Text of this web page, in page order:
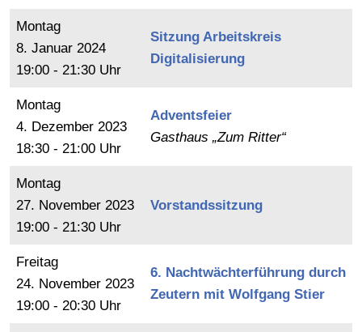
Montag
8. Januar 2024
19:00 - 21:30 Uhr
Sitzung Arbeitskreis
Digitalisierung
Montag
4. Dezember 2023
18:30 - 21:00 Uhr
Adventsfeier
Gasthaus „Zum Ritter“
Montag
27. November 2023
19:00 - 21:30 Uhr
Vorstandssitzung
Freitag
24. November 2023
19:00 - 20:30 Uhr
6. Nachtwächterführung durch
Zeutern mit Wolfgang Stier